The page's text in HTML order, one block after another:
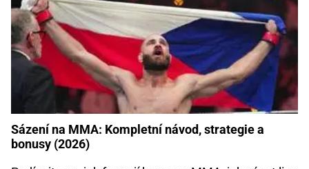
Sázení na MMA: Kompletní návod, strategie a
bonusy (2026)